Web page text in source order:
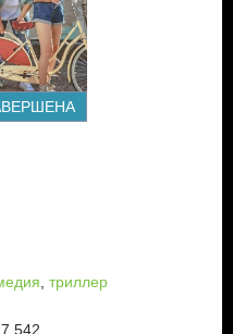
триллер
7.542